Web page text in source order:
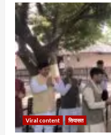
Viral content सियासत